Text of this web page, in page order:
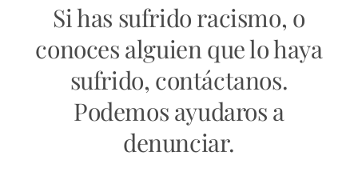
Si has sufrido racismo, o
conoces alguien que lo haya
sufrido, contáctanos.
Podemos ayudaros a
denunciar.